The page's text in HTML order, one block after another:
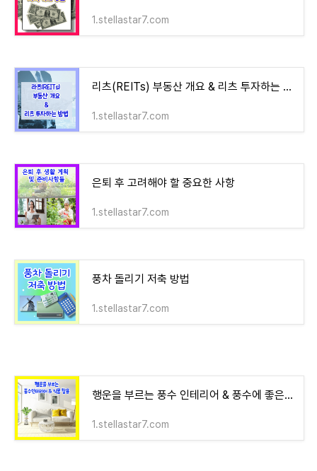
1.stellastar7.com
리츠(REITs) 부동산 개요 & 리츠 투자하는 방법
1.stellastar7.com
은퇴 후 고려해야 할 중요한 사항
1.stellastar7.com
풍차 돌리기 저축 방법
1.stellastar7.com
행운을 부르는 풍수 인테리어 & 풍수에 좋은 식물 활용법
1.stellastar7.com